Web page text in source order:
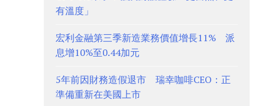
有溫度」
宏利金融第三季新造業務價值增長11% 派
息增10%至0.44加元
5年前因財務造假退市 瑞幸咖啡CEO：正
準備重新在美國上市